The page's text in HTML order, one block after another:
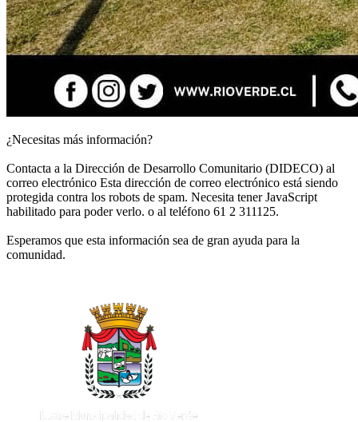
¿Necesitas más información?
Contacta a la Dirección de Desarrollo Comunitario (DIDECO) al
correo electrónico Esta dirección de correo electrónico está siendo
protegida contra los robots de spam. Necesita tener JavaScript
habilitado para poder verlo. o al teléfono 61 2 311125.
Esperamos que esta información sea de gran ayuda para la
comunidad.